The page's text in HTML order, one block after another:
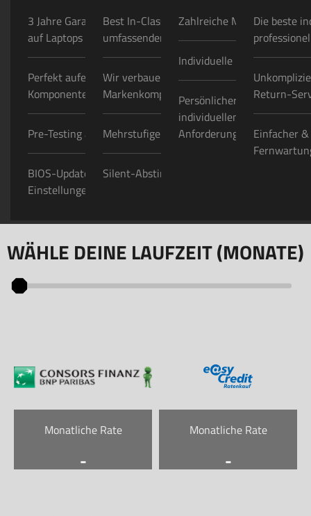
3 Jahre Garantie auf PCs/ 2 Jahre
auf Laptops
Perfekt aufeinander abgestimmte
Komponenten
Pre-Testing aller Bauteile
BIOS-Update & optimale
Einstellungen
Best In-Class Konfigurator mit
umfassender Auswahl
Wir verbauen nur hochwertige
Markenkomponenten
Mehrstufige Qualitätskontrollen
Silent-Abstimmung
Zahlreiche Modding-
Individuelle Folierungen
Persönlicher
individuellen Projekten/
Anforderungen
Die beste
Return-
Einfacher
WÄHLE DEINE LAUFZEIT (MONATE)
Monatliche Rate
-
Monatliche Rate
-